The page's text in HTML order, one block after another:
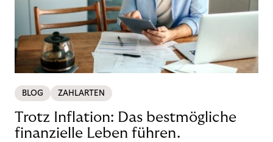
BLOG ZAHLARTEN
Trotz Inflation: Das bestmögliche
finanzielle Leben führen.